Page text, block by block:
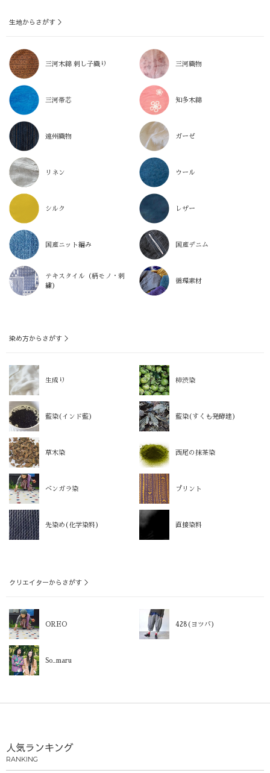
生地からさがす ＞
三河木綿 刺し子織り 三河織物
三河帯芯 知多木綿
遠州織物 ガーゼ
リネン ウール
シルク レザー
国産ニット編み 国産デニム
テキスタイル（柄モノ・刺
繍）
循環素材
染め方からさがす ＞
生成り 柿渋染
藍染(インド藍) 藍染(すくも発酵建)
草木染 西尾の抹茶染
ベンガラ染 プリント
先染め(化学染料) 直接染料
クリエイターからさがす ＞
OREO 428(ヨツバ)
So_maru
人気ランキング
RANKING